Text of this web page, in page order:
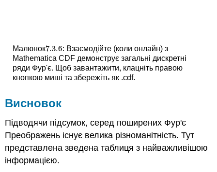
Малюнок7.3.6
7.3.6: Взаємодійте (коли онлайн) з
Mathematica CDF демонструє загальні дискретні
ряди Фур'є. Щоб завантажити, клацніть правою
кнопкою миші та збережіть як .cdf.
Висновок
Підводячи підсумок, серед поширених Фур'є
Преображень існує велика різноманітність. Тут
представлена зведена таблиця з найважливішою
інформацією.